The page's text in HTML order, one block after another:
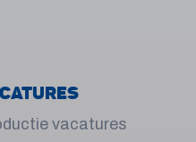
vacatures